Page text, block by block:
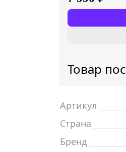
Товар
Артикул
Страна
Бренд